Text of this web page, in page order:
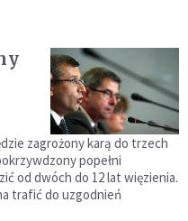
zagrożony karą do trzech
popełni
od dwóch do 12 lat więzienia.
trafić do uzgodnień